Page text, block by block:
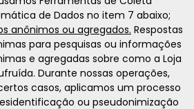
de Dados no item 7 abaixo;
anônimos ou agregados. Respostas
para pesquisas ou informações
e agregadas sobre como a Loja
Durante nossas operações,
casos, aplicamos um processo
ou pseudonimização